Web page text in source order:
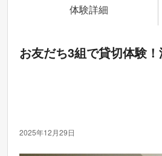
体験詳細
お友だち3組で貸切体験
2025年12月29日